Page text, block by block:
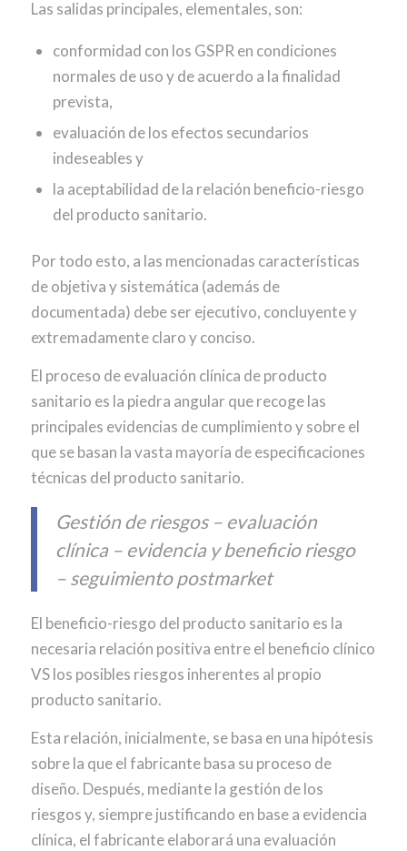
Las salidas principales, elementales, son:
conformidad con los GSPR en condiciones
normales de uso y de acuerdo a la finalidad
prevista,
evaluación de los efectos secundarios
indeseables y
la aceptabilidad de la relación beneficio-riesgo
del producto sanitario.
Por todo esto, a las mencionadas características
de objetiva y sistemática (además de
documentada) debe ser ejecutivo, concluyente y
extremadamente claro y conciso.
El proceso de evaluación clínica de producto
sanitario es la piedra angular que recoge las
principales evidencias de cumplimiento y sobre el
que se basan la vasta mayoría de especificaciones
técnicas del producto sanitario.
Gestión de riesgos – evaluación
clínica – evidencia y beneficio riesgo
– seguimiento postmarket
El beneficio-riesgo del producto sanitario es la
necesaria relación positiva entre el beneficio clínico
VS los posibles riesgos inherentes al propio
producto sanitario.
Esta relación, inicialmente, se basa en una hipótesis
sobre la que el fabricante basa su proceso de
diseño. Después, mediante la gestión de los
riesgos y, siempre justificando en base a evidencia
clínica, el fabricante elaborará una evaluación